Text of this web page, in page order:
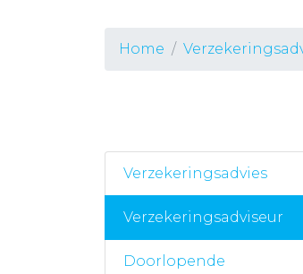
Home
Verzekeringsadvies
Verzekeringsadviseur
Doorlopende